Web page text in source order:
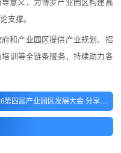
意义，为博罗产业园区构建高
支撑。
和产业园区提供产业规划、招
训等全链条服务，持续助力各
上一篇：中商产业研究院专家应邀出席2026第四届产业园区发展大会 分享新形势下产业园如何高质量招商